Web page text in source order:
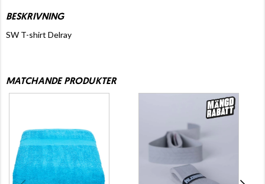
BESKRIVNING
SW T-shirt Delray
MATCHANDE PRODUKTER